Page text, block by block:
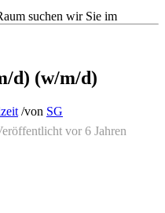
suchen wir Sie im
d) (w/m/d)
/von SG
vor 6 Jahren